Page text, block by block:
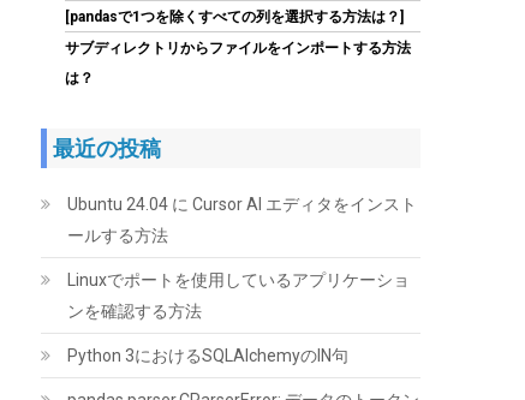
シリコンパワー SSD 512GB 3D NAND M.2 2280
PCIe3.0×4 NVMe1.3 P34A60シリーズ 5年保証
04:05 GMT +09:00 時点 -
ORICO 2.5インチ HDD / SSD ケース USB3.0 ハ
[pandasで1つを除くすべての列を選択する方法は？]
サブディレクトリからファイルをインポートする方法
は？
最近の投稿
Ubuntu 24.04 に Cursor AI エディタをインスト
ールする方法
Linuxでポートを使用しているアプリケーショ
ンを確認する方法
Python 3におけるSQLAlchemyのIN句